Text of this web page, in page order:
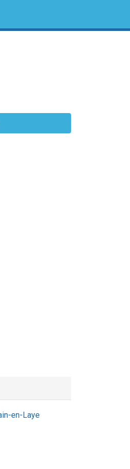
en-Laye